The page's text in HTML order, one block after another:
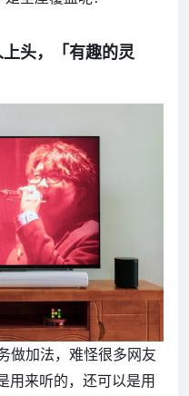
头，「有趣的灵
做加法，难怪很多网友
用来听的，还可以是用